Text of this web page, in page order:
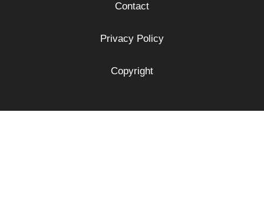
Contact
Privacy Policy
Copyright